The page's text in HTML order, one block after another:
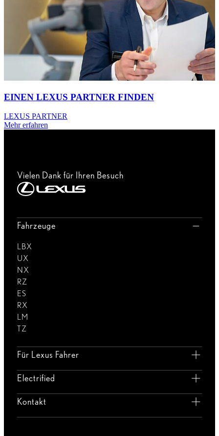
EINEN LEXUS PARTNER FINDEN
LEXUS PARTNER
Mehr erfahren
Vielen Dank für Ihren Besuch
Fahrzeuge
LBX
UX
NX
RZ
ES
RX
LM
TZ
Für Lexus Fahrer
Electrified
Kontakt